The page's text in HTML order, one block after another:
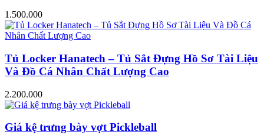
1.500.000
Tủ Locker Hanatech – Tủ Sắt Đựng Hồ Sơ Tài Liệu
Và Đồ Cá Nhân Chất Lượng Cao
2.200.000
Giá kệ trưng bày vợt Pickleball